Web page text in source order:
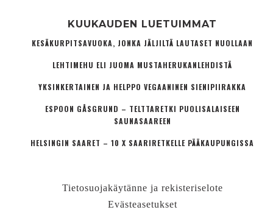
KUUKAUDEN LUETUIMMAT
KESÄKURPITSAVUOKA, JONKA JÄLJILTÄ LAUTASET NUOLLAAN
LEHTIMEHU ELI JUOMA MUSTAHERUKANLEHDISTÄ
YKSINKERTAINEN JA HELPPO VEGAANINEN SIENIPIIRAKKA
ESPOON GÅSGRUND – TELTTARETKI PUOLISALAISEEN
SAUNASAAREEN
HELSINGIN SAARET – 10 X SAARIRETKELLE PÄÄKAUPUNGISSA
Tietosuojakäytänne ja rekisteriselote
Evästeasetukset